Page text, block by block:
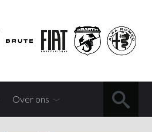
Over ons